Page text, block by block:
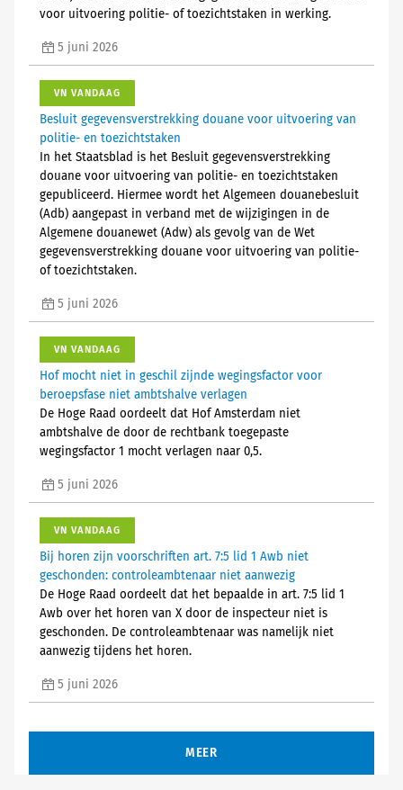
voor uitvoering politie- of toezichtstaken in werking.
5 juni 2026
VN VANDAAG
Besluit gegevensverstrekking douane voor uitvoering van
politie- en toezichtstaken
In het Staatsblad is het Besluit gegevensverstrekking
douane voor uitvoering van politie- en toezichtstaken
gepubliceerd. Hiermee wordt het Algemeen douanebesluit
(Adb) aangepast in verband met de wijzigingen in de
Algemene douanewet (Adw) als gevolg van de Wet
gegevensverstrekking douane voor uitvoering van politie-
of toezichtstaken.
5 juni 2026
VN VANDAAG
Hof mocht niet in geschil zijnde wegingsfactor voor
beroepsfase niet ambtshalve verlagen
De Hoge Raad oordeelt dat Hof Amsterdam niet
ambtshalve de door de rechtbank toegepaste
wegingsfactor 1 mocht verlagen naar 0,5.
5 juni 2026
VN VANDAAG
Bij horen zijn voorschriften art. 7:5 lid 1 Awb niet
geschonden: controleambtenaar niet aanwezig
De Hoge Raad oordeelt dat het bepaalde in art. 7:5 lid 1
Awb over het horen van X door de inspecteur niet is
geschonden. De controleambtenaar was namelijk niet
aanwezig tijdens het horen.
5 juni 2026
MEER